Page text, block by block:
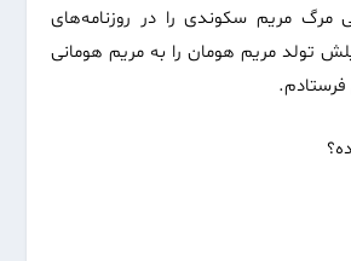
مرگ مریم سکوندی را در روزنامه‌های
تولد مریم هومان را به مریم هومانی